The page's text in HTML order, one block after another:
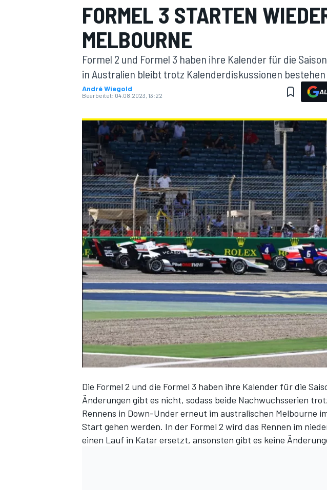
MOTOGP
DTM
FORMEL 3 STARTEN
MELBOURNE
Formel 2 und Formel 3 haben ihre Kalender für die
in Australien bleibt trotz Kalenderdiskussionen bestehen
André Wiegold
Bearbeitet: 04.08.2023, 13:22
Die Formel 2 und die Formel 3 haben ihre Kalender für die
Änderungen gibt es nicht, sodass beide Nachwuchsserien
Rennens in Down-Under erneut im australischen Melbourne
Start gehen werden. In der Formel 2 wird das Rennen im
einen Lauf in Katar ersetzt, ansonsten gibt es keine